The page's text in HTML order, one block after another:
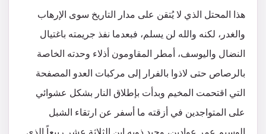
هذا المحتل الذي لا يُتقن على مدار التاريخ سوى الإرهاب
والغدر، لكنه والله لن يسلم، فبعدما نفذ جريمته باغتيال
النضال واليوسف، أمطر المقاومون أذلاء وحدته الخاصة
بالرصاص حتى لاذوا بالفرار إلى مركبات العدو المصفحة
التي اقتحمت المخيم وبدأت بإطلاق النار بشكل عشوائي
على المتواجدين في أزقته ما أسفر عن ارتقاء الشبل
الوسيم عمر عوادين، وحيد ذويه ابن الثلاثة عشر ربيعاً الذي